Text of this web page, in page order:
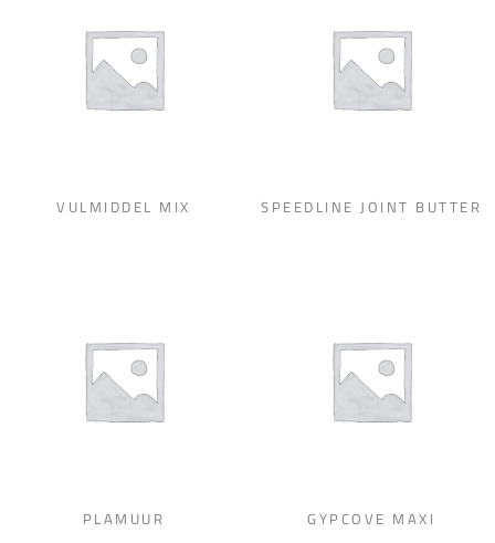
VULMIDDEL MIX SPEEDLINE JOINT BUTTER
PLAMUUR GYPCOVE MAXI